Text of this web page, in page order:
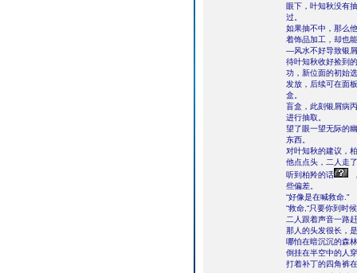
眼下，叶知秋没有
过。
如果抽不中，那么
着饰品加工，却也
—风水不好导致
待叶知秋收好捡到
功，新位面的初始
发放，后续可在面
盒。
盲盒，此刻银屑病
进行抽取。
望了眼一望无际的
东西。
对叶知秋的建议，
他点点头，二人走
听到柏羚的话
些偏差。
“好像是在喊救命."
“救命,“只要你到时
二人跟着声音一路
那人的头发很长，
哪怕在暗沉沉的森
倒挂在半空中的人
打着补丁的四角裤